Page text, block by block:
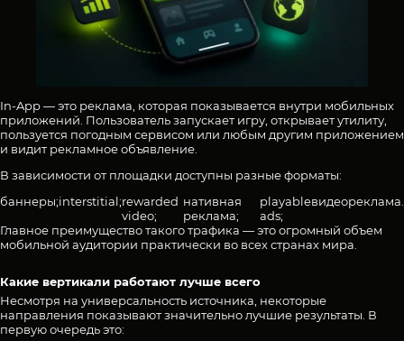
In-App — это реклама, которая показывается внутри мобильных
приложений. Пользователь запускает игру, открывает утилиту,
пользуется погодным сервисом или любым другим приложением
и видит рекламное объявление.
В зависимости от площадки доступны разные форматы:
баннеры;interstitial;rewarded
video;
нативная
реклама;
playable
ads;
видеореклама.
Главное преимущество такого трафика — это огромный объем
мобильной аудитории практически во всех странах мира.
Какие вертикали работают лучше всего
Несмотря на универсальность источника, некоторые
направления показывают значительно лучшие результаты. В
первую очередь это: